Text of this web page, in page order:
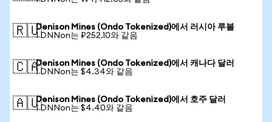
🇷🇺Denison Mines (Ondo Tokenized)에서 러시아 루블
1 DNNon는 ₽252.10와 같음
🇨🇦Denison Mines (Ondo Tokenized)에서 캐나다 달러
1 DNNon는 $4.34와 같음
🇦🇺Denison Mines (Ondo Tokenized)에서 호주 달러
1 DNNon는 $4.40와 같음